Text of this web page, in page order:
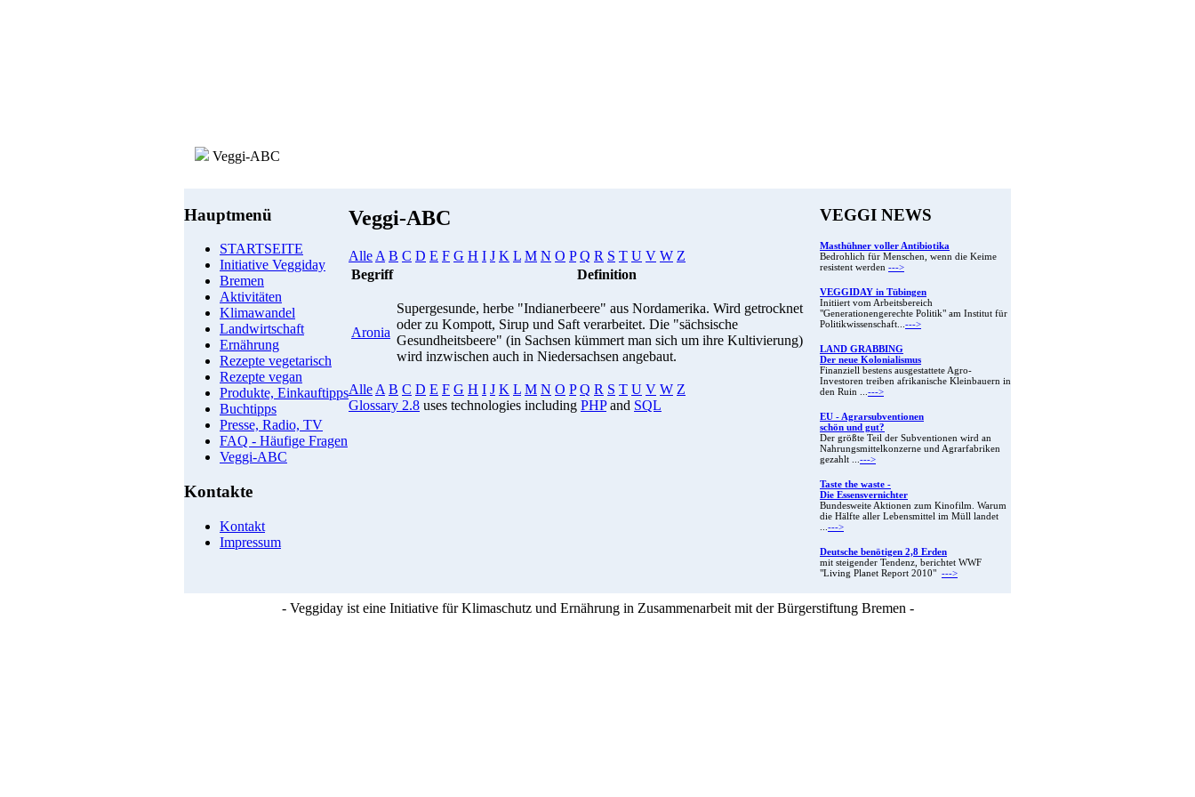
Veggi-ABC
Hauptmenü
STARTSEITE
Initiative Veggiday
Bremen
Aktivitäten
Klimawandel
Landwirtschaft
Ernährung
Rezepte vegetarisch
Rezepte vegan
Produkte, Einkauftipps
Buchtipps
Presse, Radio, TV
FAQ - Häufige Fragen
Veggi-ABC
Kontakte
Kontakt
Impressum
Veggi-ABC
Alle A B C D E F G H I J K L M N O P Q R S T U V W Z
Begriff
Definition
Aronia
Supergesunde, herbe "Indianerbeere" aus Nordamerika. Wird getrocknet
oder zu Kompott, Sirup und Saft verarbeitet. Die "sächsische
Gesundheitsbeere" (in Sachsen kümmert man sich um ihre Kultivierung)
wird inzwischen auch in Niedersachsen angebaut.
Alle A B C D E F G H I J K L M N O P Q R S T U V W Z
Glossary 2.8 uses technologies including PHPand SQL
VEGGI NEWS
Masthühner voller Antibiotika
Bedrohlich für Menschen, wenn die Keime
resistent werden --->
VEGGIDAY in Tübingen
Initiiert vom Arbeitsbereich
"Generationengerechte Politik" am Institut für
Politikwissenschaft...--->
LAND GRABBING
Der neue Kolonialismus
Finanziell bestens ausgestattete Agro-
Investoren treiben afrikanische Kleinbauern in
den Ruin ...--->
EU - Agrarsubventionen
schön und gut?
Der größte Teil der Subventionen wird an
Nahrungsmittelkonzerne und Agrarfabriken
gezahlt ...--->
Taste the waste -
Die Essensvernichter
Bundesweite Aktionen zum Kinofilm. Warum
die Hälfte aller Lebensmittel im Müll landet
...--->
Deutsche benötigen 2,8 Erden
mit steigender Tendenz, berichtet WWF
"Living Planet Report 2010" --->
- Veggiday ist eine Initiative für Klimaschutz und Ernährung in Zusammenarbeit mit der Bürgerstiftung Bremen -